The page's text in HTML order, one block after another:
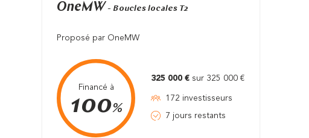
OneMW - Boucles locales T2
Proposé par OneMW
Financé à
100%
325 000 € sur 325 000 €
172 investisseurs
7 jours restants